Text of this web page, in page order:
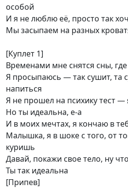
особой
И я не люблю её, просто так
Мы засыпаем на разных
[Куплет 1]
Временами мне снятся сны, где
Я просыпаюсь — так сушит, та
напиться
Я не прошел на психику тест —
Но ты идеальна, е-а
И в моих мечтах, я кончаю в
Малышка, я в шоке с того, от
куришь
Давай, покажи свое тело, ну
Ты так идеальна
[Припев]